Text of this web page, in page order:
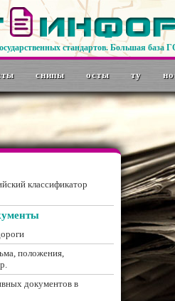
стандартов. Большая база
снипы осты ту
классификатор
положения,
документов в